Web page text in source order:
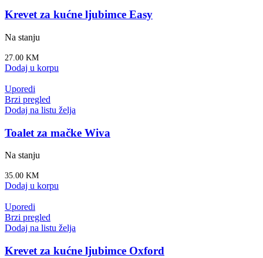
Krevet za kućne ljubimce Easy
Na stanju
27.00 KM
Dodaj u korpu
Uporedi
Brzi pregled
Dodaj na listu želja
Toalet za mačke Wiva
Na stanju
35.00 KM
Dodaj u korpu
Uporedi
Brzi pregled
Dodaj na listu želja
Krevet za kućne ljubimce Oxford